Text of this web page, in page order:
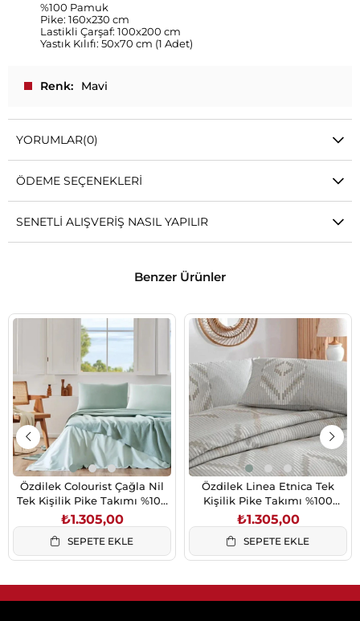
%100 Pamuk
Pike: 160x230 cm
Lastikli Çarşaf: 100x200 cm
Yastık Kılıfı: 50x70 cm (1 Adet)
Renk Mavi
YORUMLAR(0)
ÖDEME SEÇENEKLERI
SENETLI ALIŞVERIŞ NASIL YAPILIR
Benzer Ürünler
Özdilek Colourist Çağla Nil
Tek Kişilik Pike Takımı %100
Pamuk Çizgili Yeşil
₺1.305,00
SEPETE EKLE
Özdilek Linea Etnica Tek
Kişilik Pike Takımı %100
Pamuk Krem 160x230 cm
₺1.305,00
SEPETE EKLE